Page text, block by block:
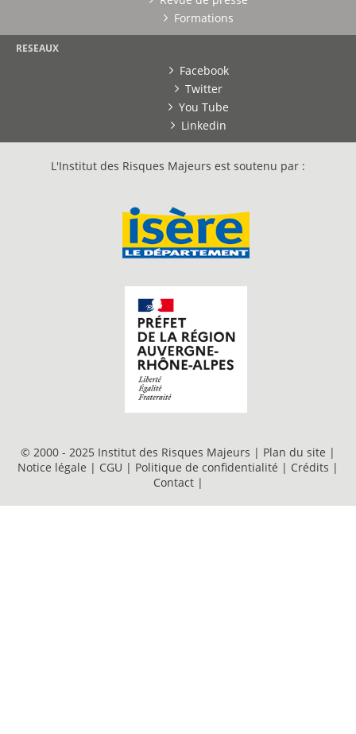
Formations
RESEAUX
Facebook
Twitter
You Tube
Linkedin
L'Institut des Risques Majeurs est soutenu par :
© 2000 - 2025 Institut des Risques Majeurs | Plan du site |
Notice légale | CGU | Politique de confidentialité | Crédits |
Contact |